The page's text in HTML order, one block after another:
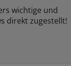
wichtige und
direkt zugestellt!